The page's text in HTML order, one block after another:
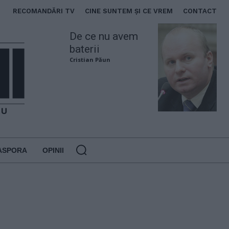
RECOMANDĂRI TV CINE SUNTEM ȘI CE VREM CONTACT
De ce nu avem
baterii
Cristian Păun
OPINII